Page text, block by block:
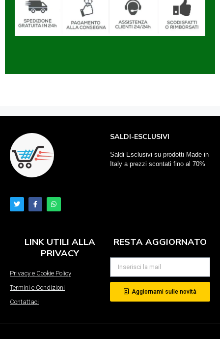
SALDI-ESCLUSIVI
Saldi Esclusivi su prodotti Made in
Italy a prezzi scontati fino al 70%
LINK UTILI ALLA
PRIVACY
Privacy e Cookie Policy
Termini e Condizioni
Contattaci
RESTA AGGIORNATO
Aggiornami sulle novità